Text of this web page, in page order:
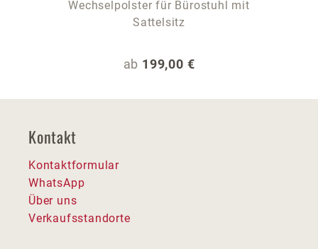
Wechselpolster für Bürostuhl mit
Sattelsitz
Regulärer Preis:
ab 199,00 €
Kontakt
Kontaktformular
WhatsApp
Über uns
Verkaufsstandorte